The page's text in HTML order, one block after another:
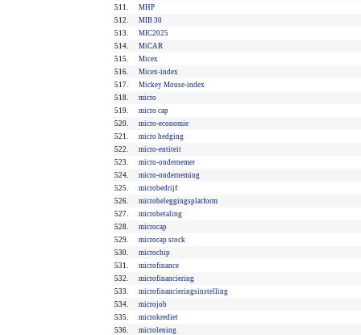
511.
MHP
512.
MIB 30
513.
MIC2025
514.
MiCAR
515.
Micex
516.
Micex-index
517.
Mickey Mouse-index
518.
micro
519.
micro cap
520.
micro-economie
521.
micro hedging
522.
micro-entiteit
523.
micro-ondernemer
524.
micro-onderneming
525.
microbedrijf
526.
microbeleggingsplatform
527.
microbetaling
528.
microcap
529.
microcap stock
530.
microchip
531.
microfinance
532.
microfinanciering
533.
microfinancieringsinstelling
534.
microjob
535.
microkrediet
536.
microlening